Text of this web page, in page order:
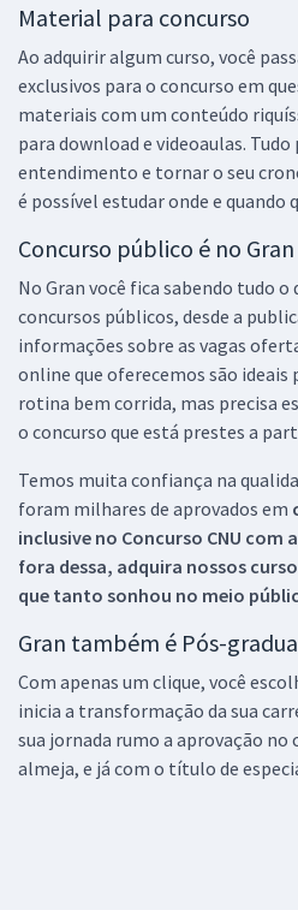
Material para concurso
Ao adquirir algum curso, você
exclusivos para o concurso em
materiais com um conteúdo
para download e videoaulas.
entendimento e tornar o seu
é possível estudar onde e quando
Concurso público é no Gran
No Gran você fica sabendo tudo o
concursos públicos, desde a
informações sobre as vagas
online que oferecemos são ideais
rotina bem corrida, mas precisa
o concurso que está prestes a
Temos muita confiança na
foram milhares de aprovados em
inclusive no Concurso CNU com
fora dessa, adquira nossos
que tanto sonhou no meio
Gran também é Pós-
Com apenas um clique, você
inicia a transformação da sua
sua jornada rumo a aprovação no
almeja, e já com o título de